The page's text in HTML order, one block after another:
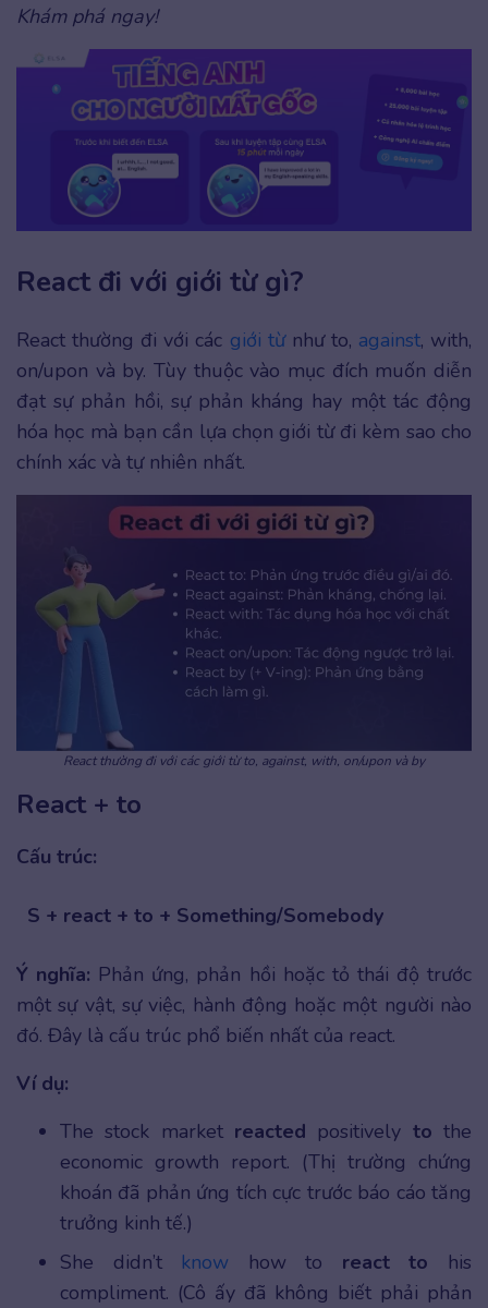
Khám phá ngay!
React đi với giới từ gì?
React thường đi với các giới từnhư to, against, with,
on/upon và by. Tùy thuộc vào mục đích muốn diễn
đạt sự phản hồi, sự phản kháng hay một tác động
hóa học mà bạn cần lựa chọn giới từ đi kèm sao cho
chính xác và tự nhiên nhất.
React thường đi với các giới từ to, against, with, on/upon và by
React + to
Cấu trúc:
S + react + to + Something/Somebody
Ý nghĩa: Phản ứng, phản hồi hoặc tỏ thái độ trước
một sự vật, sự việc, hành động hoặc một người nào
đó. Đây là cấu trúc phổ biến nhất của react.
Ví dụ:
The stock market reacted positively to the
economic growth report. (Thị trường chứng
khoán đã phản ứng tích cực trước báo cáo tăng
trưởng kinh tế.)
She didn’t know how to react to his
compliment. (Cô ấy đã không biết phải phản